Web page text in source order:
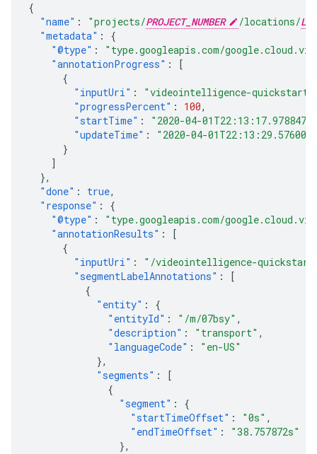
{
"name" : "projects/PROJECT_NUMBER /locations/
"metadata" :
{
"@type" :
"type.googleapis.com/
"annotationProgress" :
[
{
"inputUri" :
"videointelligence-quickstart-
"progressPercent" : 100,
"startTime" :
"2020-04-
"updateTime" :
"2020-04-
}
]
},
"done" : true,
"response" :
{
"@type" :
"type.googleapis.com/
"annotationResults" :
[
{
"inputUri" :
"/videointelligence-
"segmentLabelAnnotations" :
[
{
"entity" :
{
"entityId" : "/m/07bsy" ,
"description" : "transport" ,
"languageCode" :
"en-US"
},
"segments" :
[
{
"segment" :
{
"startTimeOffset" : "0s" ,
"endTimeOffset" :
"38.757872s"
},